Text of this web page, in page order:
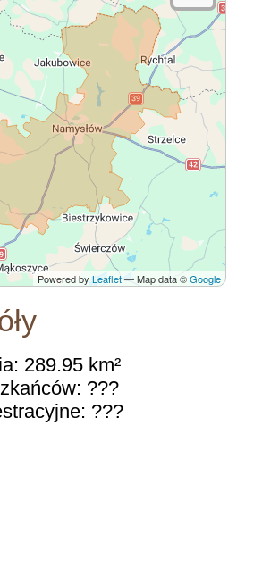
Powered by Leaflet— Map data ©Google
289.95 km²
???
???